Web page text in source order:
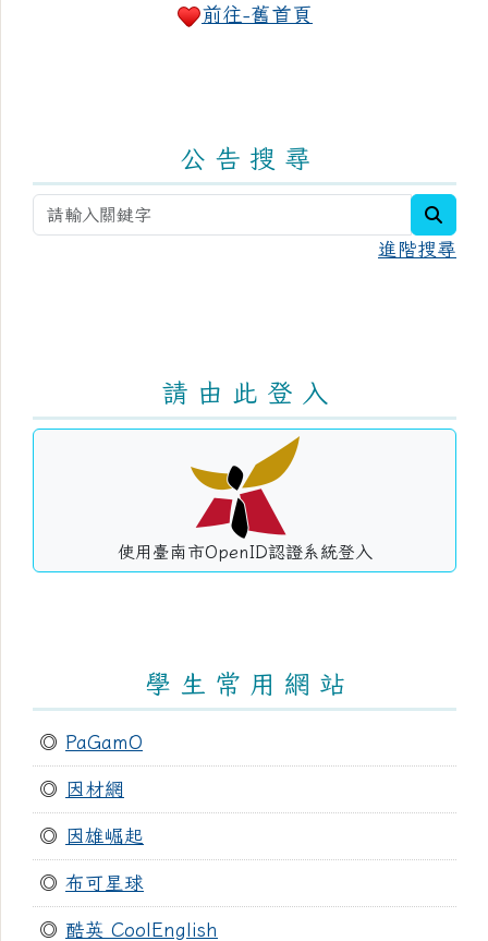
前往-舊首頁
公 告 搜 尋
進階搜尋
請 由 此 登 入
使用臺南市OpenID認證系統登入
學 生 常 用 網 站
◎ PaGamO
◎ 因材網
◎ 因雄崛起
◎ 布可星球
◎ 酷英 CoolEnglish